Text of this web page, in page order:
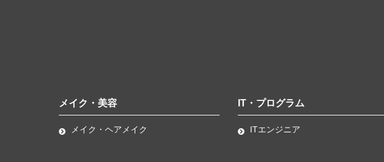
メイク・美容
メイク・ヘアメイク
IT・プログラム
ITエンジニア